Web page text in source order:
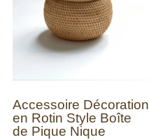
Accessoire Décoration
en Rotin Style Boîte
de Pique Nique